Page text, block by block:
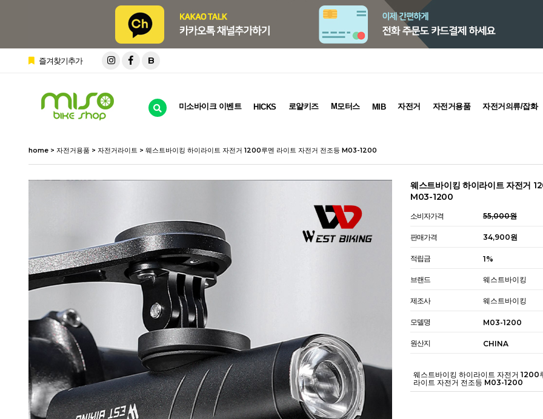
즐겨찾기추가 B
미소바이크 이벤트 HICKS 로얄키즈 M모터스 MIB 자전거 자전거용품 자전거의류/잡화
home > 자전거용품 > 자전거라이트 > 웨스트바이킹 하이라이트 자전거 1200루멘 라이트 자전거 전조등 M03-1200
웨스트바이킹 하이라이트 자전거
M03-1200
소비자가격 55,000원
판매가격 34,900원
적립금 1%
브랜드 웨스트바이킹
제조사 웨스트바이킹
모델명 M03-1200
원산지 CHINA
웨스트바이킹 하이라이트 자전거 1200
라이트 자전거 전조등 M03-1200